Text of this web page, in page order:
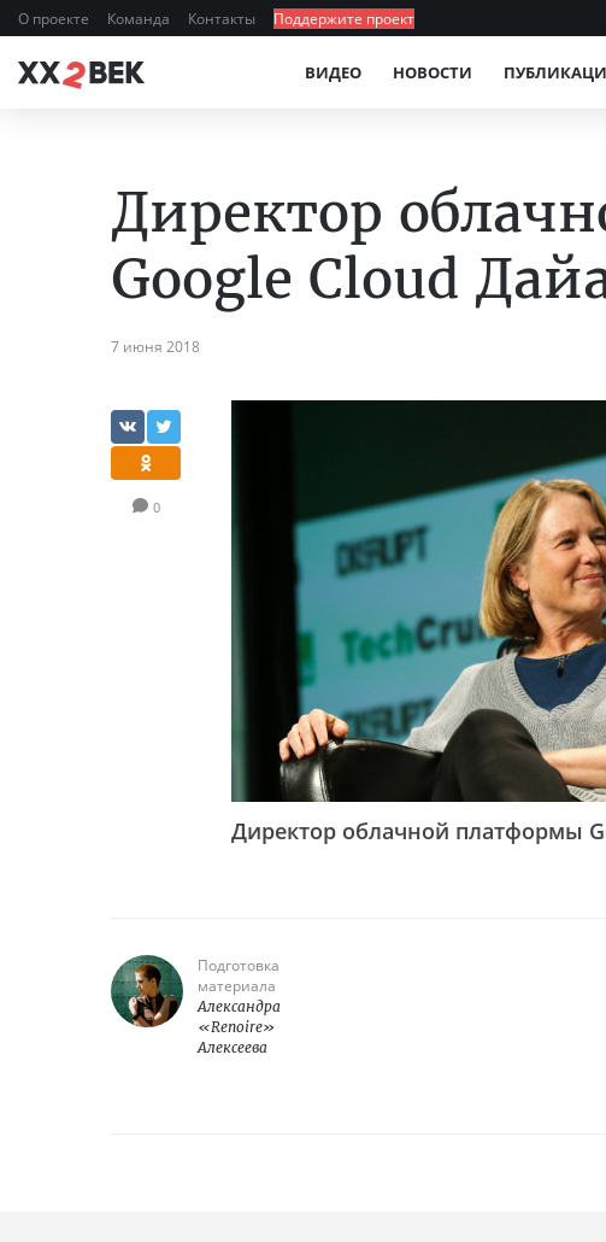
О проекте Команда Контакты Поддержите проект
ВИДЕО НОВОСТИ
Директор
Google Cloud
7 июня 2018
0
Директор облачной платформы
Подготовка
материала
Александра
«Renoire»
Алексеева